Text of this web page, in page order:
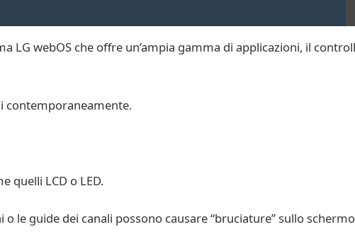
LG webOS che offre un’ampia gamma di applicazioni, il
contemporaneamente.
quelli LCD o LED.
le guide dei canali possono causare “bruciature” sullo